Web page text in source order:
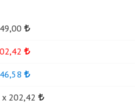
,00
,42
,58
x 202,42